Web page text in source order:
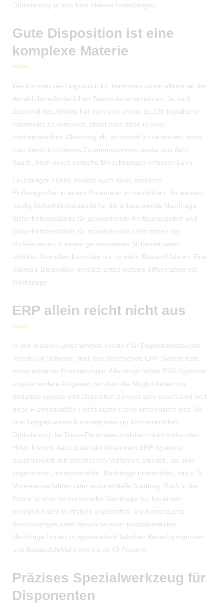
Optimierung ist also kein triviales Unterfangen.
Gute Disposition ist eine
komplexe Materie
Wie komplex die Disposition ist, kann man schon alleine an der
Anzahl der erforderlichen Stammdaten erkennen: Je nach
Zuschnitt des Artikels hat man sich um bis zu 130 logistische
Parameter zu kümmern. Bildet man diese in einer
mathematischen Gleichung ab, ist schnell zu verstehen, dass
man deren komplexes Zusammenwirken weder aus dem
Bauch, noch durch einfache Berechnungen erfassen kann.
Ein häufiger Fehler besteht auch darin, mehrere
Einflussgrößen in einem Parameter zu verdichten. So werden
häufig Sicherheitsbestände für die schwankende Nachfrage,
Sicherheitsbestände für schwankende Fertigungszeiten und
Sicherheitsbestände für schwankende Lieferzeiten der
Vorlieferanten in einem gemeinsamen Sicherheitswert
abbildet. Kumuliert kann das nur zu mehr Bestand führen. Eine
optimale Disposition benötigt entsprechend differenzierende
Werkzeuge.
ERP allein reicht nicht aus
In den meisten Unternehmen existiert für Dispositionszwecke
bereits ein Software-Tool: das bestehende ERP-System bzw.
entsprechende Erweiterungen. Allerdings haben ERP-Systeme
originär andere Aufgaben, so dass die Möglichkeiten zur
Bedarfsprognose und Disposition zumeist sehr beschränkt und
diese Funktionalitäten nicht ausreichend differenziert sind. So
sind beispielsweise Automatismen zur kontinuierlichen
Optimierung der Dispo-Parameter praktisch nicht vorhanden.
Hinzu kommt, dass quasi alle bekannten ERP-Systeme
ausschließlich mit statistischen Verfahren arbeiten, die eine
sogenannte „normalverteilte“ Nachfrage unterstellen, wie z. B.
Mittelwertverfahren oder exponentielle Glättung. Doch in der
Praxis ist eine normalverteilte Nachfrage nur bei einem
geringen Anteil an Artikeln anzutreffen. Die Konsequenz:
Berechnungen unter Annahme einer normalverteilten
Nachfrage führen zu systematisch falschen Bedarfsprognosen
und Bestandsfehlern von bis zu 40 Prozent.
Präzises Spezialwerkzeug für
Disponenten